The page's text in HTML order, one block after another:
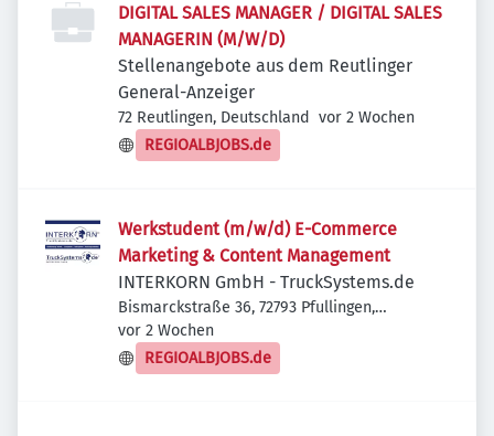
DIGITAL SALES MANAGER / DIGITAL SALES
MANAGERIN (M/W/D)
Stellenangebote aus dem Reutlinger
General-Anzeiger
72 Reutlingen, Deutschland Veröffentlicht
vor 2 Wochen
REGIOALBJOBS.de
Werkstudent (m/w/d) E-Commerce
Marketing & Content Management
INTERKORN GmbH - TruckSystems.de
Bismarckstraße 36, 72793 Pfullingen,
Deutschland
Veröffentlicht
vor 2 Wochen
REGIOALBJOBS.de